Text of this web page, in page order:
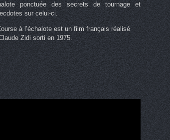
ponctuée des secrets de tournage et
sur celui-ci.
à l’échalote est un film français réalisé
Zidi sorti en 1975.